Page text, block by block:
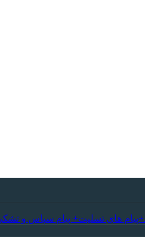
های تسلیت+ پیام سپاس و تشکر